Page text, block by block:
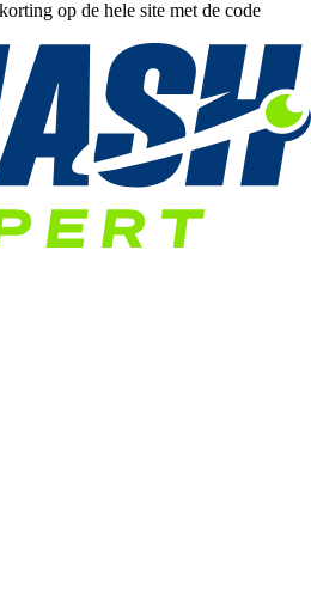
op de hele site met de code